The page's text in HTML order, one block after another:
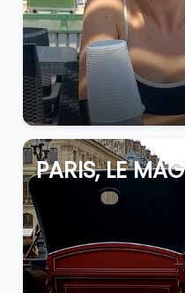
PARIS, LE MAG